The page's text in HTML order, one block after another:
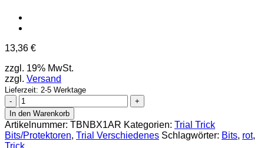
13,36 €
zzgl. 19% MwSt.
zzgl. Versand
Lieferzeit: 2-5 Werktage
Trick
Bits
Startnummern
Tafel
rot
In den Warenkorb
Artikelnummer: TBNBX1AR Kategorien: Trial Trick
Bits/Protektoren, Trial Verschiedenes Schlagwörter: Bits, rot,
Trick